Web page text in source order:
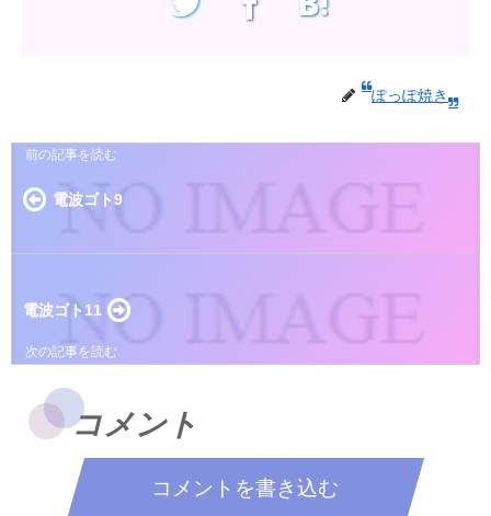
ぽっぽ焼き
電波ゴト9
電波ゴト11
コメント
コメントを書き込む